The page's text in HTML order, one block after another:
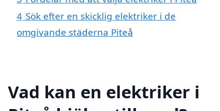
4 Sök efter en skicklig elektriker i de
omgivande städerna Piteå
Vad kan en elektriker i